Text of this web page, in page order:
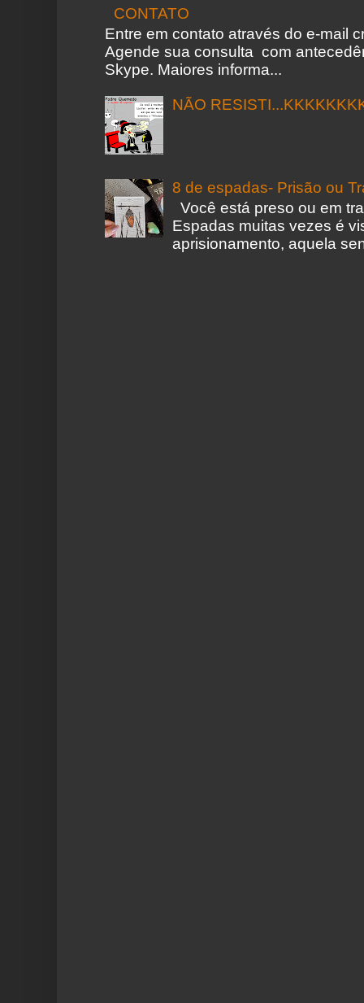
CONTATO
Entre em contato através do e-mail
Agende sua consulta com
Skype. Maiores informa...
NÃO
8 de espadas- Prisão ou
Você está preso ou em
Espadas muitas vezes é
aprisionamento, aquela